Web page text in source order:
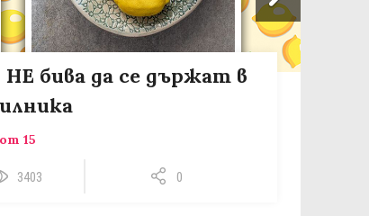
НЕ бива да се държат в
15
3403 0